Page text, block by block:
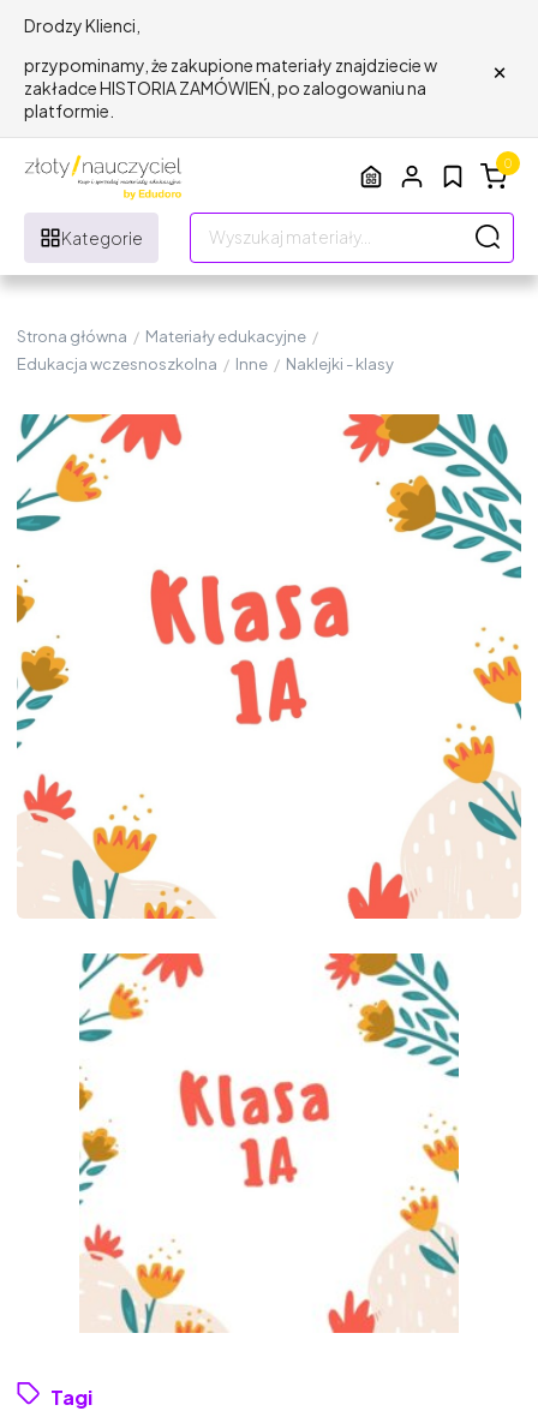
Drodzy Klienci,
przypominamy, że zakupione materiały znajdziecie w
zakładce HISTORIA ZAMÓWIEŃ, po zalogowaniu na
platformie.
×
Kategorie
0
Strona główna / Materiały edukacyjne /
Edukacja wczesnoszkolna / Inne / Naklejki - klasy
Tagi